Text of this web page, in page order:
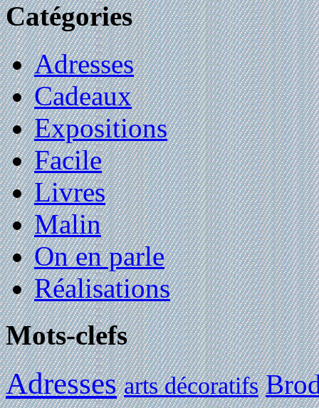
Catégories
Adresses
Cadeaux
Expositions
Facile
Livres
Malin
On en parle
Réalisations
Mots-clefs
Adresses arts décoratifs